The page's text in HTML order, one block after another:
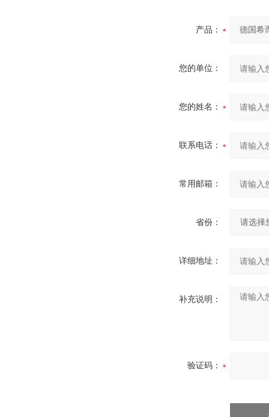
产品：
您的单位：
您的姓名：
联系电话：
常用邮箱：
省份：
详细地址：
补充说明：
验证码：